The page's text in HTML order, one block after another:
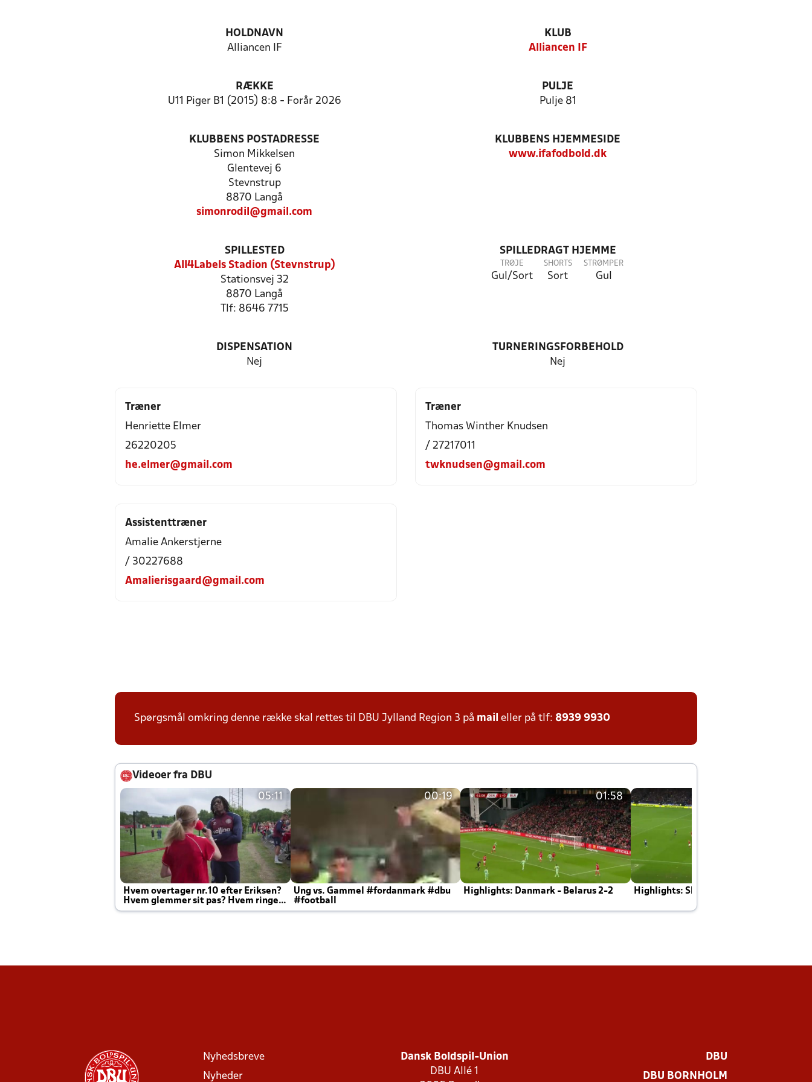
HOLDNAVN
Alliancen IF
KLUB
Alliancen IF
RÆKKE
U11 Piger B1 (2015) 8:8 - Forår 2026
PULJE
Pulje 81
KLUBBENS POSTADRESSE
Simon Mikkelsen
Glentevej 6
Stevnstrup
8870 Langå
simonrodil@gmail.com
KLUBBENS HJEMMESIDE
www.ifafodbold.dk
SPILLESTED
All4Labels Stadion (Stevnstrup)
Stationsvej 32
8870 Langå
Tlf: 8646 7715
SPILLEDRAGT HJEMME
TRØJE
Gul/Sort
SHORTS
Sort
STRØMPER
Gul
DISPENSATION
Nej
TURNERINGSFORBEHOLD
Nej
Træner
Henriette Elmer
26220205
he.elmer@gmail.com
Træner
Thomas Winther Knudsen
/ 27217011
twknudsen@gmail.com
Assistenttræner
Amalie Ankerstjerne
/ 30227688
Amalierisgaard@gmail.com
Spørgsmål omkring denne række skal rettes til DBU Jylland Region 3 på mail eller på tlf: 8939 9930
Videoer fra DBU
05:11
Hvem overtager nr.10 efter Eriksen?
Hvem glemmer sit pas? Hvem ringer
Joachim altid til efter kampe?
00:19
Ung vs. Gammel #fordanmark #dbu
#football
01:58
Highlights: Danmark - Belarus 2-2 Highlights: Skotland - Danmark 4-2
Nyhedsbreve
Nyheder
Dansk Boldspil-Union
DBU Allé 1
DBU
DBU BORNHOLM